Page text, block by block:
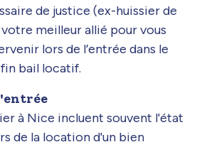
de justice (ex-huissier de
meilleur allié pour vous
lors de l’entrée dans le
bail locatif.
à Nice incluent souvent l'état
de la location d'un bien